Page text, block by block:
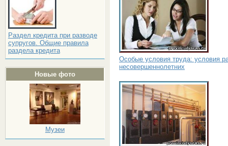
Раздел кредита при разводе
супругов. Общие правила
раздела кредита
Новые фото
Музеи
Особые условия труда: условия
несовершеннолетних